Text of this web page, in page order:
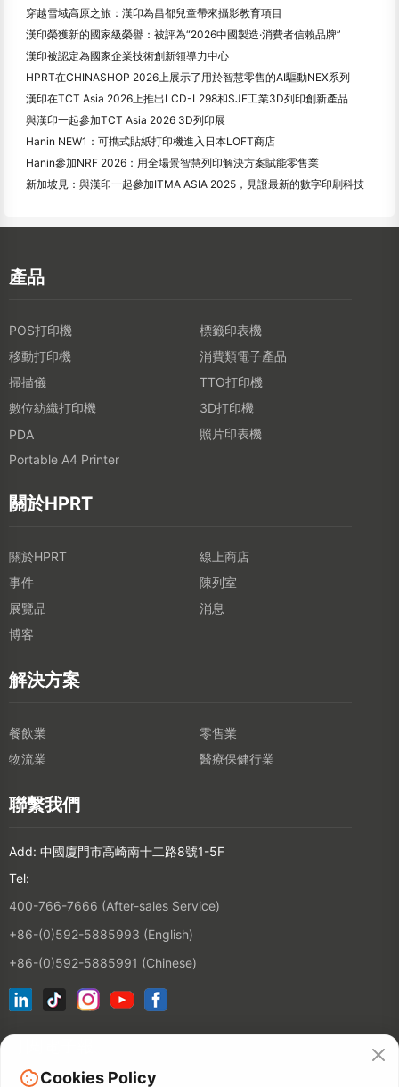
穿越雪域高原之旅：漢印為昌都兒童帶來攝影教育項目
漢印榮獲新的國家級榮譽：被評為“2026中國製造·消費者信賴品牌”
漢印被認定為國家企業技術創新領導力中心
HPRT在CHINASHOP 2026上展示了用於智慧零售的AI驅動NEX系列
漢印在TCT Asia 2026上推出LCD-L298和SJF工業3D列印創新產品
與漢印一起參加TCT Asia 2026 3D列印展
Hanin NEW1：可擕式貼紙打印機進入日本LOFT商店
Hanin參加NRF 2026：用全場景智慧列印解決方案賦能零售業
新加坡見：與漢印一起參加ITMA ASIA 2025，見證最新的數字印刷科技
產品
POS打印機
標籤印表機
移動打印機
消費類電子產品
掃描儀
TTO打印機
數位紡織打印機
3D打印機
PDA
照片印表機
Portable A4 Printer
關於HPRT
關於HPRT
線上商店
事件
陳列室
展覽品
消息
博客
解決方案
餐飲業
零售業
物流業
醫療保健行業
聯繫我們
Add: 中國廈門市高崎南十二路8號1-5F
Tel:
400-766-7666 (After-sales Service)
+86-(0)592-5885993 (English)
+86-(0)592-5885991 (Chinese)
Cookies Policy